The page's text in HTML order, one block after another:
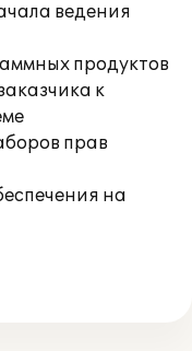
ведения
продуктов
к
прав
на